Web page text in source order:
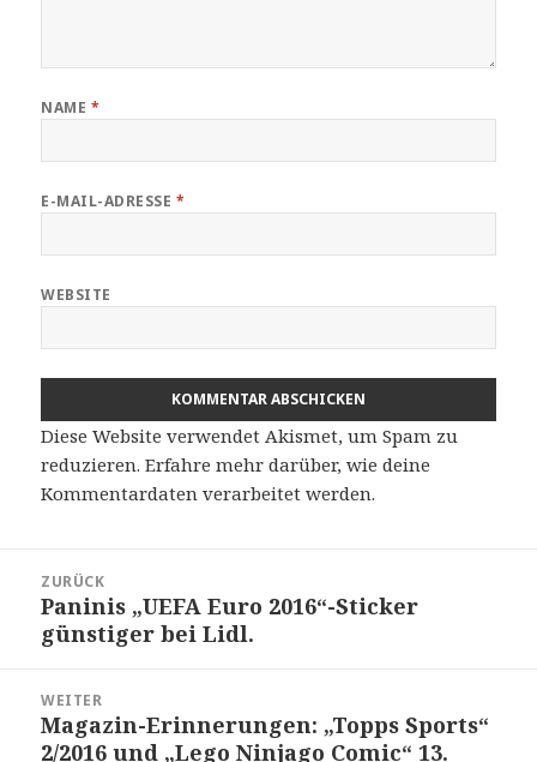
NAME *
E-MAIL-ADRESSE *
WEBSITE
Diese Website verwendet Akismet, um Spam zu
reduzieren.Erfahre mehr darüber, wie deine
Kommentardaten verarbeitet werden.
ZURÜCK
Vorheriger
Beitrag:
Paninis „UEFA Euro 2016“-Sticker
günstiger bei Lidl.
WEITER
Nächster
Beitrag:
Magazin-Erinnerungen: „Topps Sports“
2/2016 und „Lego Ninjago Comic“ 13.